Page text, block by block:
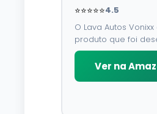
⭐⭐⭐⭐⭐4.5
O Lava Autos
produto que foi
para limpar,
conservar a lataria
Por possuir pH
Ver na